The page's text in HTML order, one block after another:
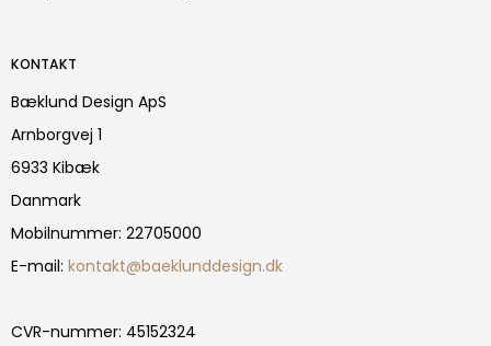
KONTAKT
Bæklund Design ApS
Arnborgvej 1
6933 Kibæk
Danmark
Mobilnummer: 22705000
E-mail: kontakt@baeklunddesign.dk
CVR-nummer: 45152324